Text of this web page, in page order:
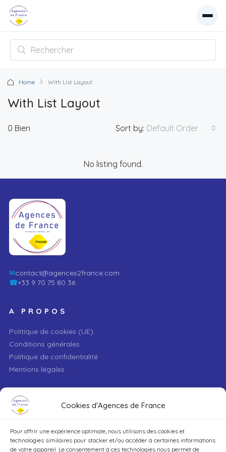
Cookies d'Agences de France
Pour offrir une expérience optimale, nous utilisons des cookies et
technologies similaires pour stocker et/ou accéder à certaines informations
de votre appareil. Le consentement à ces technologies nous permet de
Home With List Layout
With List Layout
0 Bien Sort by: Default Order
No listing found.
✉contact@agences2france.com
☎+33 9 70 75 80 36
A PROPOS
Politique de cookies (UE)
Conditions générales
Politique de confidentialité
Mentions légales
VILLE
TYPE DE BIEN